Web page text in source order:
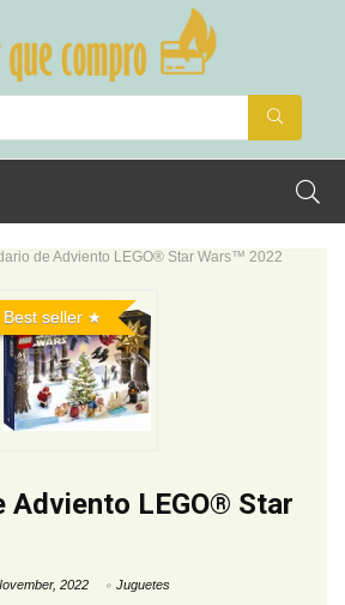
de Adviento LEGO® Star Wars™ 2022
Best seller
Adviento LEGO® Star
2022 Juguetes